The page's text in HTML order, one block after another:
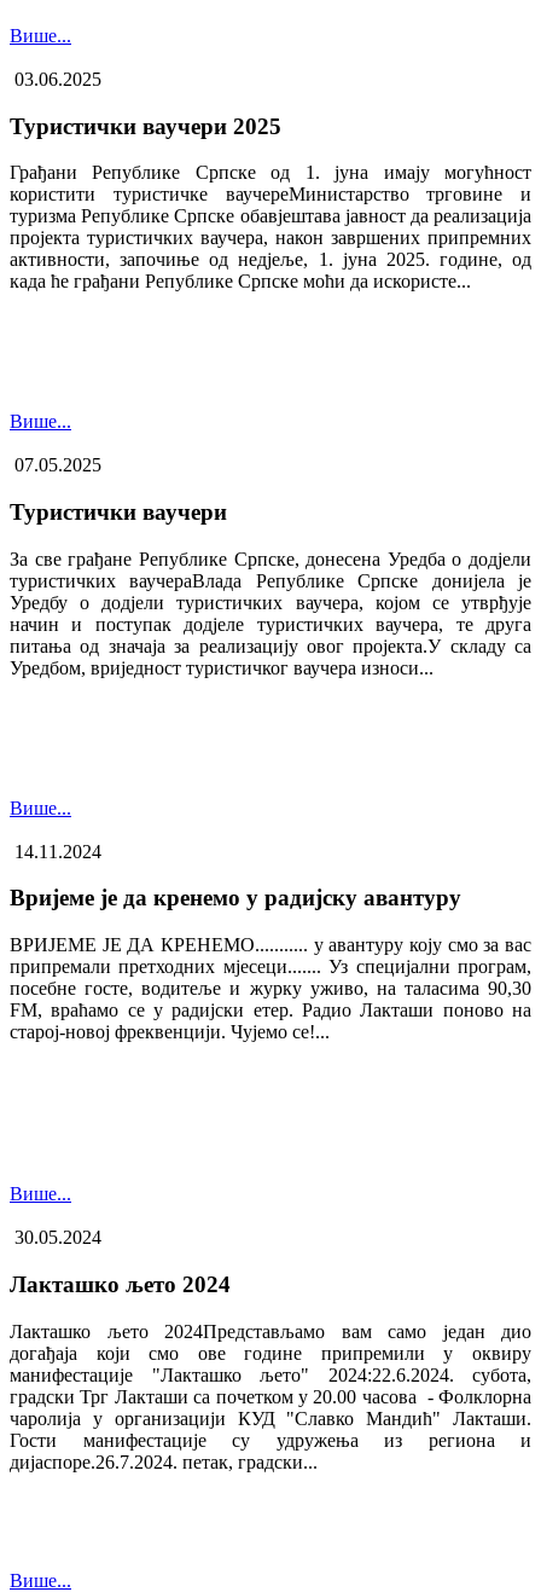
Више...
03.06.2025
Туристички ваучери 2025
Грађани Републике Српске од 1. јуна имају могућност
користити туристичке ваучере​Министарство трговине и
туризма Републике Српске обавјештава јавност да реализација
пројекта туристичких ваучера, након завршених припремних
активности, започиње од недјеље, 1. јуна 2025. године, од
када ће грађани Републике Српске моћи да искористе...
Више...
07.05.2025
Туристички ваучери
За све грађане Републике Српске, донесена Уредба о додјели
туристичких ваучера​Влада Републике Српске донијела је
Уредбу о додјели туристичких ваучера, којом се утврђује
начин и поступак додјеле туристичких ваучера, те друга
питања од значаја за реализацију овог пројекта.У складу са
Уредбом, вриједност туристичког ваучера износи...
Више...
14.11.2024
Вријеме је да кренемо у радијску авантуру
ВРИЈЕМЕ ЈЕ ДА КРЕНЕМО........... у авантуру коју смо за вас
припремали претходних мјесеци....... Уз специјални програм,
посебне госте, водитеље и журку уживо, на таласима 90,30
FM, враћамо се у радијски етер. Радио Лакташи поново на
старој-новој фреквенцији. Чујемо се!...
Више...
30.05.2024
Лакташко љето 2024
Лакташко љето 2024Представљамо вам само један дио
догађаја који смо ове године припремили у оквиру
манифестације "Лакташко љето" 2024:22.6.2024. субота,
градски Трг Лакташи са почетком у 20.00 часова - Фолклорна
чаролија у организацији КУД "Славко Мандић" Лакташи.
Гости манифестације су удружења из региона и
дијаспоре.26.7.2024. петак, градски...
Више...